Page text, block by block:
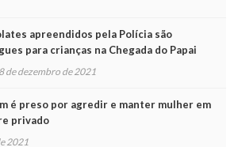
apreendidos pela Polícia são
para crianças na Chegada do Papai
de dezembro de 2021
é preso por agredir e manter mulher em
privado
2021